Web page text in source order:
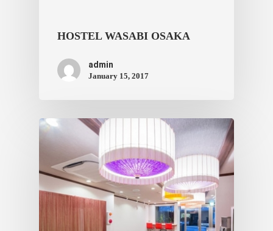
HOSTEL WASABI OSAKA
admin
January 15, 2017
รถบัส
ที่พัก
สาระน่ารู้
VIDEO
ภาพประทับใจ